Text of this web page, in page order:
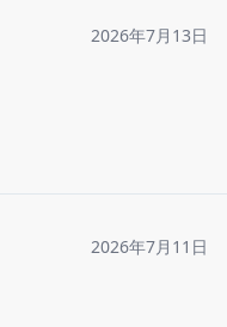
2026年7月13日
2026年7月11日